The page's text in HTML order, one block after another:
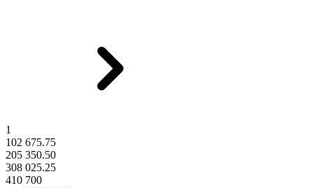
1
102 675.75
205 350.50
308 025.25
410 700